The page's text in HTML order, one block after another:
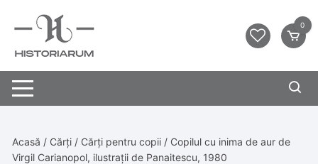
0
Acasă / Cărți / Cărți pentru copii / Copilul cu inima de aur de
Virgil Carianopol, ilustrații de Panaitescu, 1980